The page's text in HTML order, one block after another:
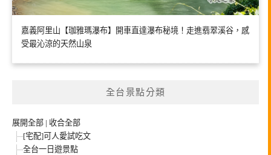
嘉義阿里山【珈雅瑪瀑布】開車直達瀑布秘境！走進翡翠溪谷，感
受最沁涼的天然山泉
全台景點分類
展開全部 | 收合全部
[宅配]可人愛試吃文
全台一日遊景點